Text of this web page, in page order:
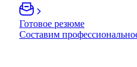
Готовое резюме
Составим